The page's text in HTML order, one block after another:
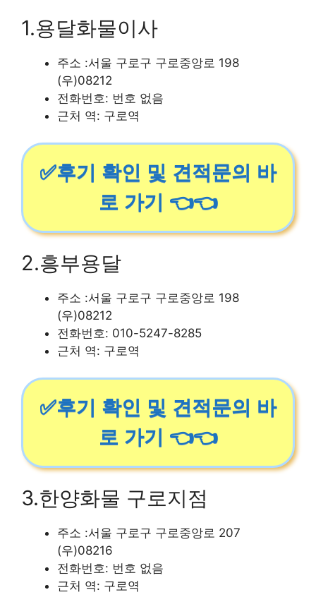
1.용달화물이사
주소 :서울 구로구 구로중앙로 198
(우)08212
전화번호: 번호 없음
근처 역: 구로역
✅후기 확인 및 견적문의 바
로 가기 👈👈
2.흥부용달
주소 :서울 구로구 구로중앙로 198
(우)08212
전화번호: 010-5247-8285
근처 역: 구로역
✅후기 확인 및 견적문의 바
로 가기 👈👈
3.한양화물 구로지점
주소 :서울 구로구 구로중앙로 207
(우)08216
전화번호: 번호 없음
근처 역: 구로역